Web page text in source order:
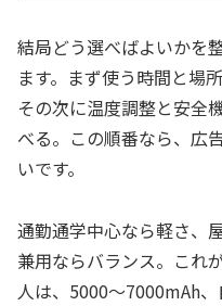
結局どう選べばよいかを
ます。まず使う時間と場
その次に温度調整と安全
べる。この順番なら、広
いです。
通勤通学中心なら軽さ、
兼用ならバランス。これ
人は、5000〜7000mAh